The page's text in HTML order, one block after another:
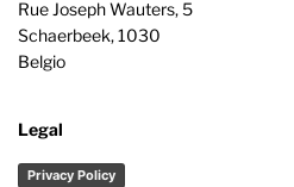
Rue Joseph Wauters, 5
Schaerbeek,1030
Belgio
Legal
Privacy Policy